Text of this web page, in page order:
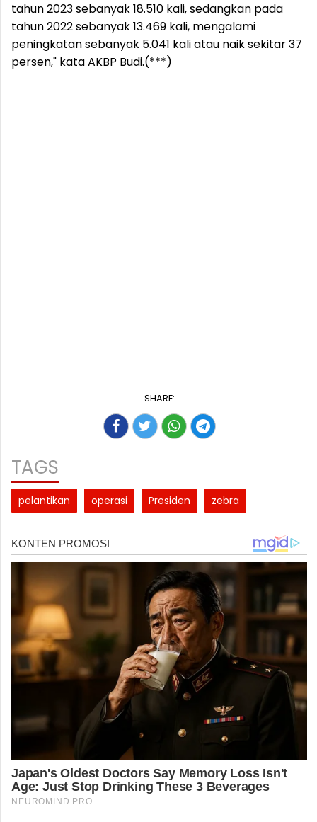
tahun 2023 sebanyak 18.510 kali, sedangkan pada
tahun 2022 sebanyak 13.469 kali, mengalami
peningkatan sebanyak 5.041 kali atau naik sekitar 37
persen," kata AKBP Budi.(***)
SHARE:
TAGS
pelantikan operasi Presiden zebra